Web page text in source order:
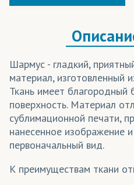
(трикотаж)
Ложная сетка
Мартиндейл (ткани)
Микрофибра(трикотаж)
Микрофлис(трикотаж)
Мокрый шелк (ткани)
Мягкий Шелк(ткани)
Шармус - гладкий,
материал, изготовленный
Ткань имеет благородный
поверхность. Материал
сублимационной печати,
нанесенное изображение
первоначальный вид.
К преимуществам ткани